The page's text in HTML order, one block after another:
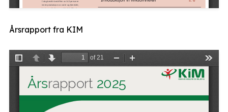
Årsrapport fra KIM